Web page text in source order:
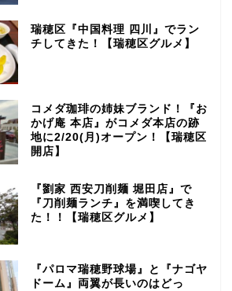
瑞穂区『中国料理 四川』でラン
チしてきた！【瑞穂区グルメ】
コメダ珈琲の姉妹ブランド！『お
かげ庵 本店』がコメダ本店の跡
地に2/20(月)オープン！【瑞穂区
開店】
『劉家 西安刀削麺 堀田店』で
『刀削麺ランチ』を満喫してき
た！！【瑞穂区グルメ】
『パロマ瑞穂野球場』と『ナゴヤ
ドーム』両翼が長いのはどっ